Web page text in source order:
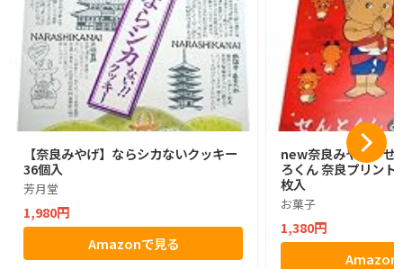
【奈良みやげ】ならシカないクッキー
36個入
芳月堂
1,980円
Amazonで見る
new奈良みやげ せ
ろくん 奈良プリン
枚入
お菓子
1,380円
Amazon